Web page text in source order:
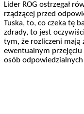
Lider ROG ostrzegał
rządzącej przed
Tuska, to, co czeka tę
zdrady, to jest
tym, że rozliczeni mają
ewentualnym przejęciu
osób odpowiedzialnych